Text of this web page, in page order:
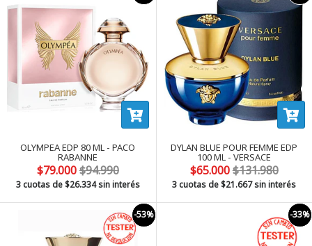
OLYMPEA EDP 80 ML - PACO
RABANNE
$79.000$94.990
3 cuotas de$26.334sin interés
DYLAN BLUE POUR FEMME EDP
100 ML - VERSACE
$65.000$131.980
3 cuotas de$21.667sin interés
-53% -33%